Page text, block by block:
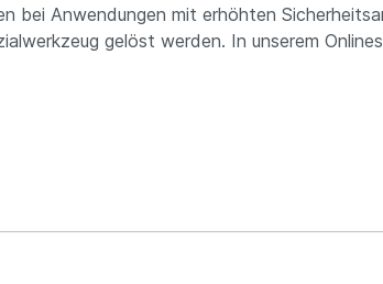
bei Anwendungen mit erhöhten
gelöst werden. In unserem